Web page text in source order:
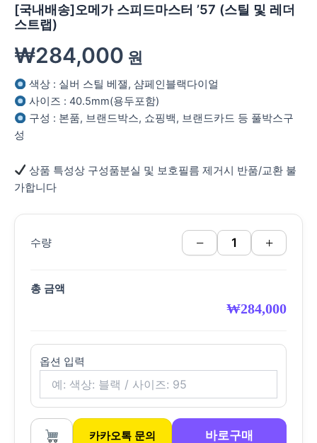
[국내배송]오메가 스피드마스터 ’57 (스틸 및 레더
스트랩)
₩284,000 원
색상 : 실버 스틸 베잴, 샴페인블랙다이얼
사이즈 : 40.5mm(용두포함)
구성 : 본품, 브랜드박스, 쇼핑백, 브랜드카드 등 풀박스구
성
상품 특성상 구성품분실 및 보호필름 제거시 반품/교환 불
가합니다
수량 − +
총 금액
₩284,000
옵션 입력
카카오톡 문의 바로구매